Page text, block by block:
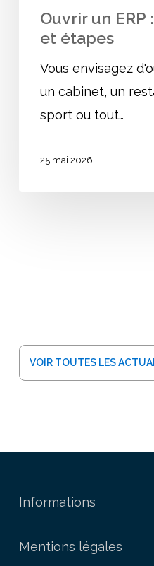
Ouvrir un
et étapes
Vous envisagez
un cabinet, un
sport ou tout…
25 mai 2026
VOIR TOUTES LES
Informations
Mentions légales